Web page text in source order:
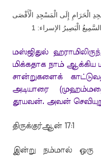
الْحَرَامِ إِلَى الْمَسْجِدِ الْأَقْصَى
الْبَصِيرُ الإسراء: 1
மஸ்ஜிதுல்
மிக்கதாக நாம்
சான்றுகளைக்
அடியாரை
தூயவன். அவன்
திருக்குர்ஆன் 17:1
இன்று நம்மால் ஒரு